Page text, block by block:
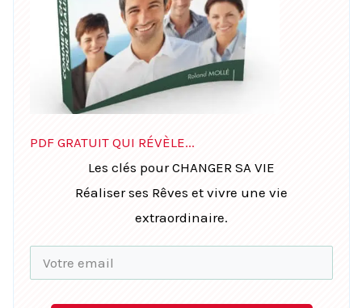
PDF GRATUIT QUI RÉVÈLE...
Les clés pour CHANGER SA VIE
Réaliser ses Rêves et vivre une vie
extraordinaire.